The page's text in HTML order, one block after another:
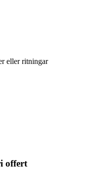
eller ritningar
offert